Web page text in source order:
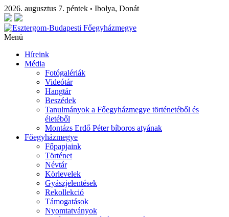
2026. augusztus 7. péntek • Ibolya, Donát
Menü
Híreink
Média
Fotógalériák
Videótár
Hangtár
Beszédek
Tanulmányok a Főegyházmegye történetéből és
életéből
Montázs Erdő Péter bíboros atyának
Főegyházmegye
Főpapjaink
Történet
Névtár
Körlevelek
Gyászjelentések
Rekollekció
Támogatások
Nyomtatványok